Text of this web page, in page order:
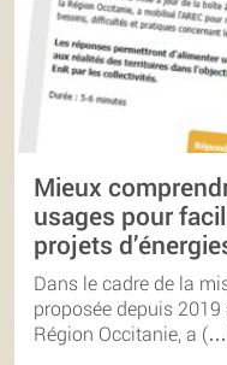
Mieux
usages pour
projets
Dans le cadre de la
proposée depuis
Région Occitanie, a